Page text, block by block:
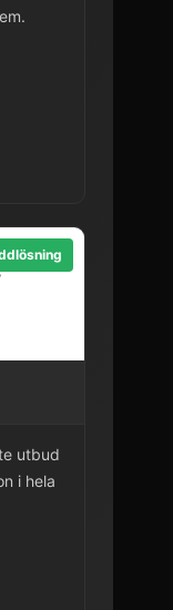
utbud
i hela